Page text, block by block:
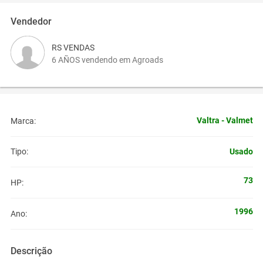
Vendedor
RS VENDAS
6 AÑOS vendendo em Agroads
Marca: Valtra - Valmet
Tipo: Usado
HP: 73
Ano: 1996
Descrição